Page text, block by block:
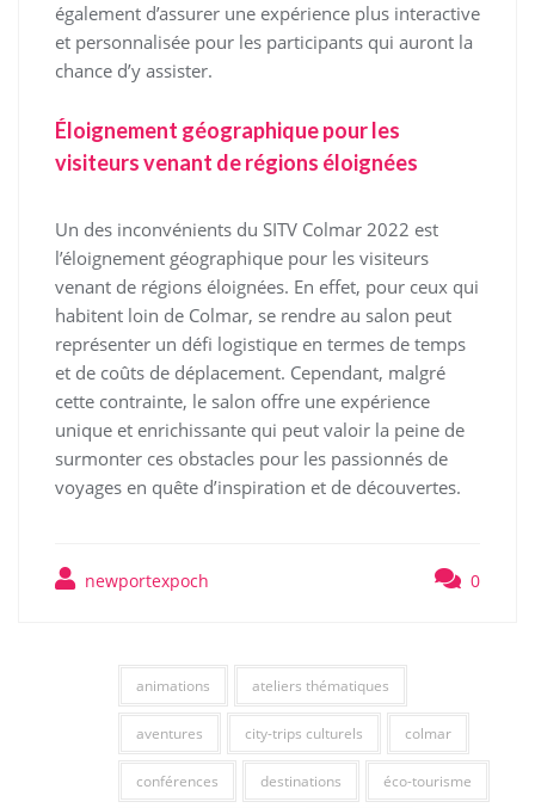
également d’assurer une expérience plus interactive
et personnalisée pour les participants qui auront la
chance d’y assister.
Éloignement géographique pour les
visiteurs venant de régions éloignées
Un des inconvénients du SITV Colmar 2022 est
l’éloignement géographique pour les visiteurs
venant de régions éloignées. En effet, pour ceux qui
habitent loin de Colmar, se rendre au salon peut
représenter un défi logistique en termes de temps
et de coûts de déplacement. Cependant, malgré
cette contrainte, le salon offre une expérience
unique et enrichissante qui peut valoir la peine de
surmonter ces obstacles pour les passionnés de
voyages en quête d’inspiration et de découvertes.
newportexpoch 0
animations ateliers thématiques
aventures city-trips culturels colmar
conférences destinations éco-tourisme